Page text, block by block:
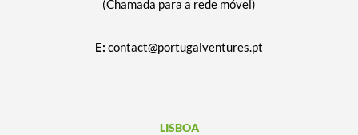
(Chamada para a rede móvel)
E: contact@portugalventures.pt
LISBOA